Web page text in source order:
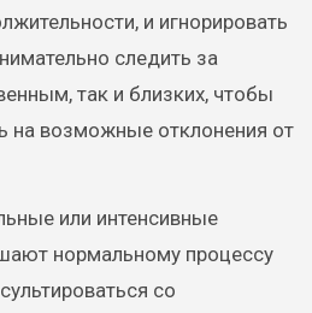
и игнорировать
следить за
так и близких, чтобы
на возможные отклонения от
или интенсивные
нормальному процессу
со